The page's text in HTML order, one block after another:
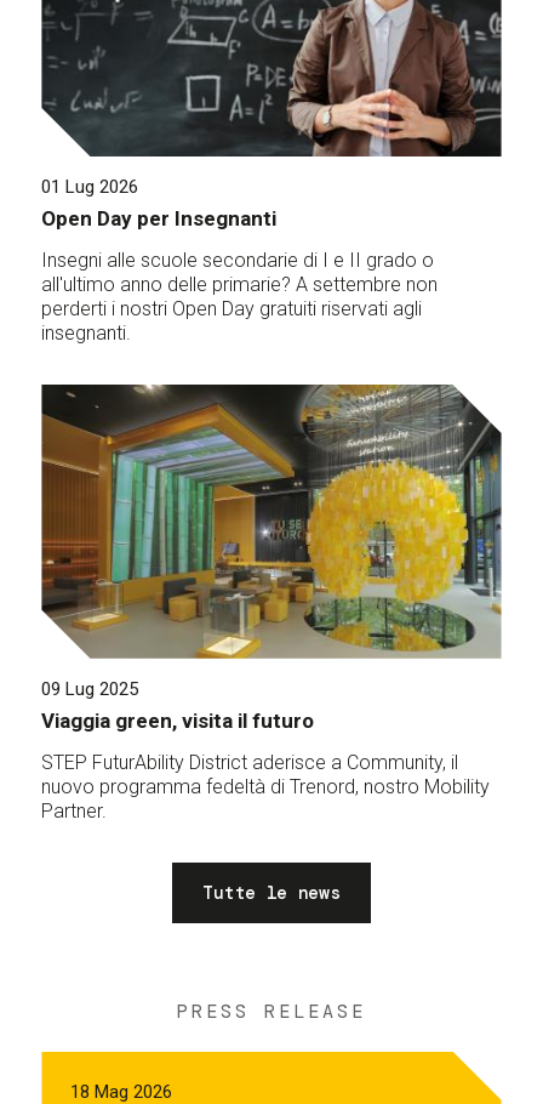
01 Lug 2026
Open Day per Insegnanti
Insegni alle scuole secondarie di I e II grado o
all'ultimo anno delle primarie? A settembre non
perderti i nostri Open Day gratuiti riservati agli
insegnanti.
09 Lug 2025
Viaggia green, visita il futuro
STEP FuturAbility District aderisce a Community, il
nuovo programma fedeltà di Trenord, nostro Mobility
Partner.
Tutte le news
PRESS RELEASE
18 Mag 2026